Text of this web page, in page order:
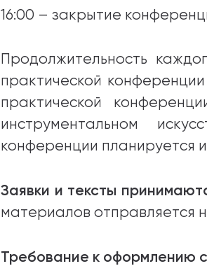
16:00 – закрытие
Продолжительность
практической
практической
инструментальном
конференции планируется
Заявки и тексты
материалов отправляется
Требование к оформлению